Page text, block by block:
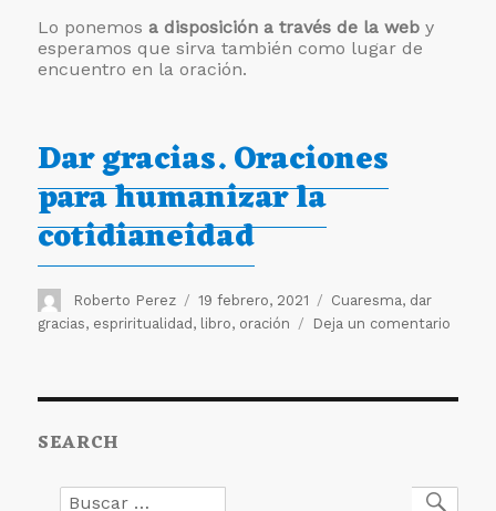
Lo ponemosa disposición a través de la web y
esperamos que sirva también como lugar de
encuentro en la oración.
Dar gracias. Oraciones
para humanizar la
cotidianeidad
Autor
Roberto Perez
Publicado
el
19 febrero, 2021 Etiquetas
Cuaresma, dar
gracias, espriritualidad , libro, oración Deja un comentario
SEARCH
Buscar